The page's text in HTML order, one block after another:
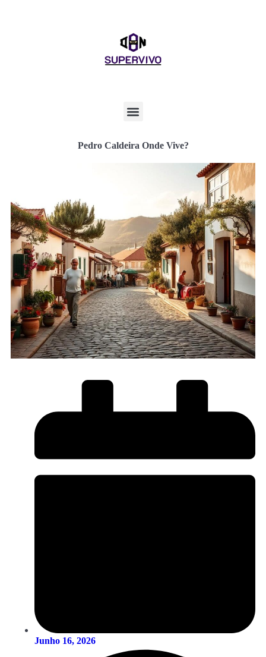
Pedro Caldeira Onde Vive?
Junho 16, 2026